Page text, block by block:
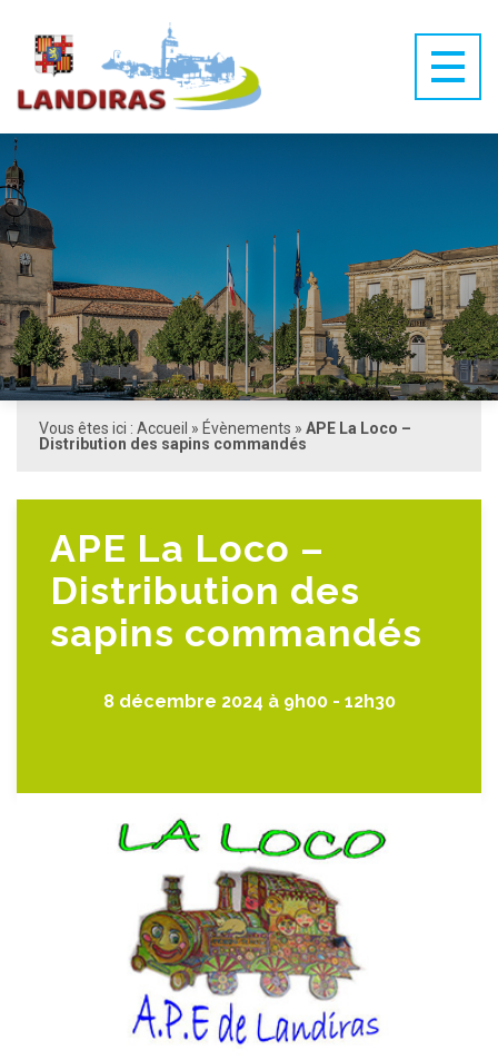
Vous êtes ici : Accueil » Évènements » APE La Loco –
Distribution des sapins commandés
APE La Loco –
Distribution des
sapins commandés
8 décembre 2024 à 9h00- 12h30